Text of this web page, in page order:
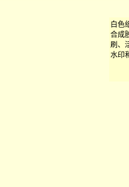
白色
合成
刷、
水印